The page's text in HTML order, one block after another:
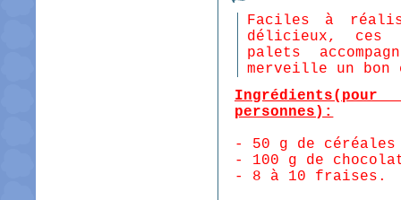
Faciles à
délicieux, ces
palets
merveille un bon
personnes):
- 50 g de céréales
- 100 g de
- 8 à 10 fraises.